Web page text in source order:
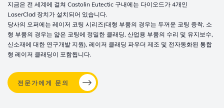
지금은 전 세계에 걸쳐 Castolin Eutectic 구내에는 다이오드가 4개인
LaserClad 장치가 설치되어 있습니다.
당사의 오퍼에는 레이저 코팅 시리즈(대형 부품의 경우는 두꺼운 코팅 증착, 소
형 부품의 경우는 얇은 코팅에 정밀한 클래딩, 산업용 부품의 수리 및 유지보수,
신소재에 대한 연구개발 지원), 레이저 클래딩 파우더 제조 및 전자동화된 통합
형 레이저 클래딩이 포함됩니다.
전문가에게 문의